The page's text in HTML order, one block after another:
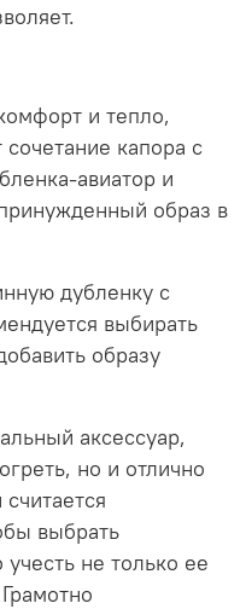
и тепло,
капора с
авиатор и
образ в
дубленку с
выбирать
образу
аксессуар,
но и отлично
выбрать
не только ее